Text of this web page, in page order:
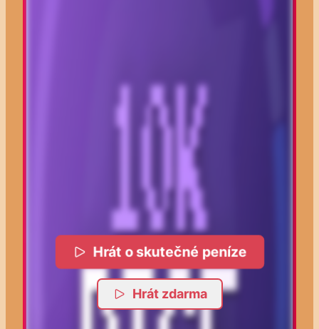
Hrát o skutečné peníze
Hrát zdarma